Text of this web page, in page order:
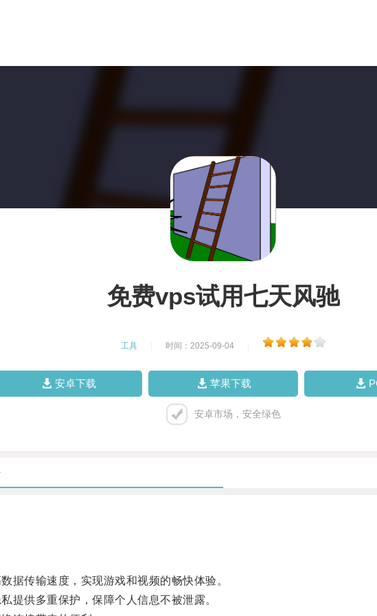
免费vps试用七天风驰
工具 时间：2025-09-04
安卓下载 苹果下载
安卓市场，安全绿色
传输速度，实现游戏和视频的畅快体验。
供多重保护，保障个人信息不被泄露。